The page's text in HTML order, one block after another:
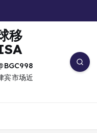
宾市场近